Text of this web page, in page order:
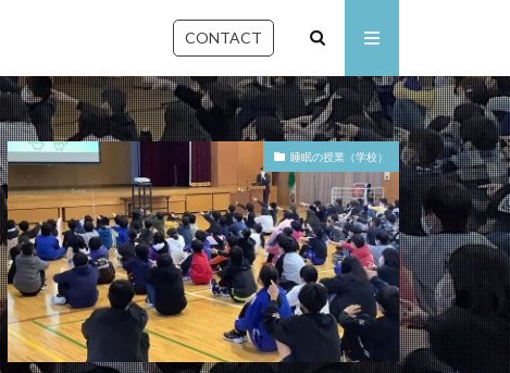
CONTACT
睡眠の授業（学校）
石川県
佐賀県